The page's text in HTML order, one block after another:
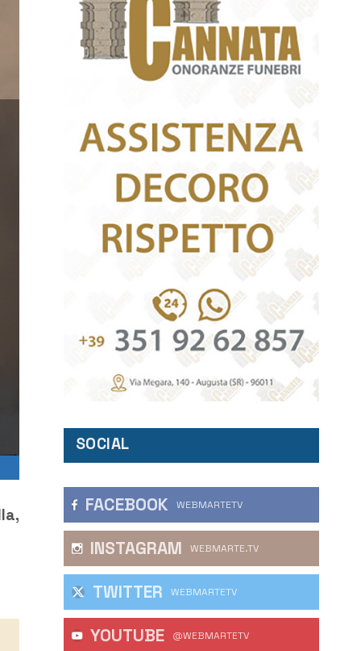
SOCIAL
FACEBOOK WEBMARTETV
INSTAGRAM WEBMARTE.TV
TWITTER WEBMARTETV
YOUTUBE @WEBMARTETV